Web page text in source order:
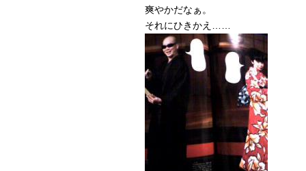
爽やかだなぁ。
それにひきかえ……